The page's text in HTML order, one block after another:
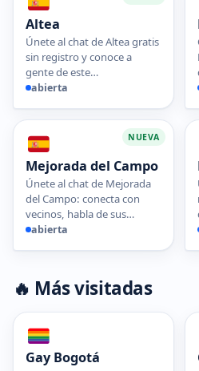
Altea
Únete al chat de Altea gratis
sin registro y conoce a
gente de este…
abierta
NUEVA
Mejorada del Campo
Únete al chat de Mejorada
del Campo: conecta con
vecinos, habla de sus…
abierta
🔥 Más visitadas
Gay Bogotá